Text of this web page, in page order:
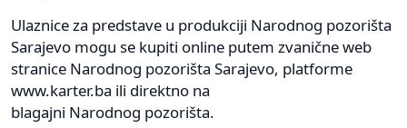
Ulaznice za predstave u produkciji Narodnog pozorišta
Sarajevo mogu se kupiti online putem zvanične web
stranice Narodnog pozorišta Sarajevo, platforme
www.karter.ba ili direktno na
blagajni Narodnog pozorišta.